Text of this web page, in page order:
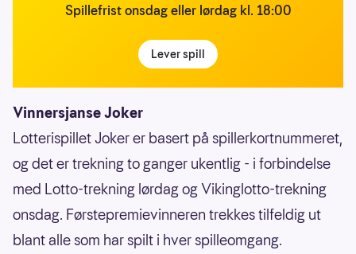
Spillefrist onsdag eller lørdag kl. 18:00
Lever spill
Vinnersjanse Joker
Lotterispillet Joker er basert på spillerkortnummeret,
og det er trekning to ganger ukentlig - i forbindelse
med Lotto-trekning lørdag og Vikinglotto-trekning
onsdag. Førstepremievinneren trekkes tilfeldig ut
blant alle som har spilt i hver spilleomgang.